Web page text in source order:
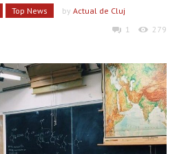
Top News by Actual de Cluj
1 279